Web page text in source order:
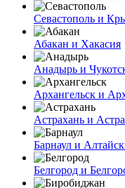
Севастополь и
Абакан и Хакасия
Анадырь и
Архангельск и
Астрахань и
Барнаул и
Белгород и